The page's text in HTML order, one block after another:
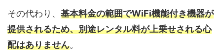
その代わり、 基本料金の範囲でWiFi機能付き機器が
提供されるため、別途レンタル料が上乗せされる心
配はありません。